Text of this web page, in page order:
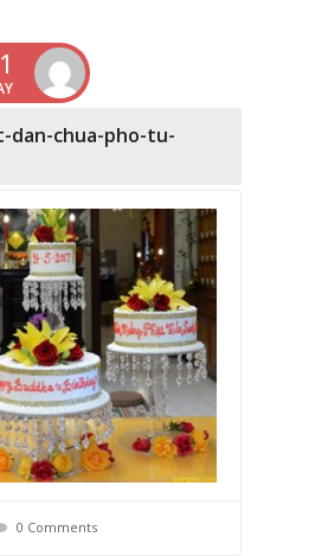
dan-chua-pho-tu-
0 Comments